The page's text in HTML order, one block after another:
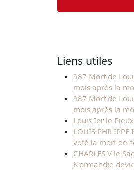
Liens utiles
987 Mort de
mois après la
987 Mort de
mois après la
Louis Ier le
LOUIS
voté la mort de
CHARLES V le
Normandie